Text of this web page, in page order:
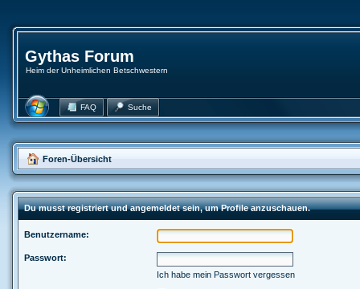
Gythas Forum
Heim der Unheimlichen Betschwestern
FAQ Suche
Foren-Übersicht
Du musst registriert und angemeldet sein, um Profile anzuschauen.
Benutzername:
Passwort:
Ich habe mein Passwort vergessen